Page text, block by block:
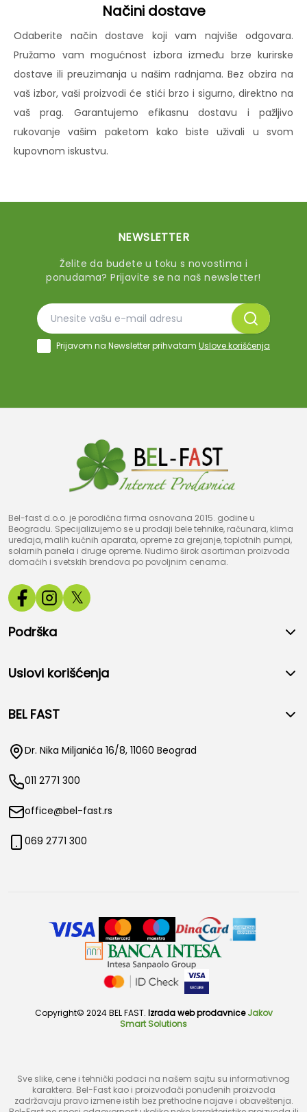
Načini dostave
Odaberite način dostave koji vam najviše odgovara.
Pružamo vam mogućnost izbora između brze kurirske
dostave ili preuzimanja u našim radnjama. Bez obzira na
vaš izbor, vaši proizvodi će stići brzo i sigurno, direktno na
vaš prag. Garantujemo efikasnu dostavu i pažljivo
rukovanje vašim paketom kako biste uživali u svom
kupovnom iskustvu.
NEWSLETTER
Želite da budete u toku s novostima i
ponudama? Prijavite se na naš newsletter!
Prijavom na Newsletter prihvatam Uslove korišćenja
Bel-fast d.o.o. je porodična firma osnovana 2015. godine u
Beogradu. Specijalizujemo se u prodaji bele tehnike, računara, klima
uređaja, malih kućnih aparata, opreme za grejanje, toplotnih pumpi,
solarnih panela i druge opreme. Nudimo širok asortiman proizvoda
domaćih i svetskih brendova po povoljnim cenama.
𝕏
Podrška
Uslovi korišćenja
BEL FAST
Dr. Nika Miljanića 16/8, 11060 Beograd
011 2771 300
office@bel-fast.rs
069 2771 300
Copyright© 2024 BEL FAST. Izrada web prodavnice Jakov
Smart Solutions
Sve slike, cene i tehnički podaci na našem sajtu su informativnog
karaktera. Bel-Fast kao i proizvođači ponuđenih proizvoda
zadržavaju pravo izmene istih bez prethodne najave i obaveštenja.